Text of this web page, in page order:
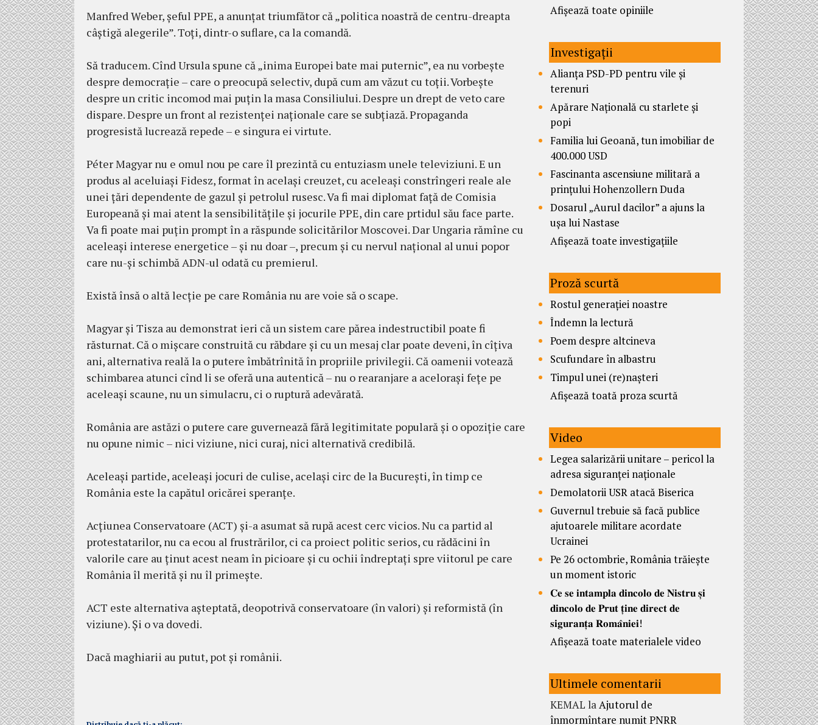
Manfred Weber, șeful PPE, a anunțat triumfător că „politica noastră de centru-dreapta
câștigă alegerile”. Toți, dintr-o suflare, ca la comandă.
Să traducem. Cînd Ursula spune că „inima Europei bate mai puternic”, ea nu vorbește
despre democrație – care o preocupă selectiv, după cum am văzut cu toții. Vorbește
despre un critic incomod mai puțin la masa Consiliului. Despre un drept de veto care
dispare. Despre un front al rezistenței naționale care se subțiază. Propaganda
progresistă lucrează repede – e singura ei virtute.
Péter Magyar nu e omul nou pe care îl prezintă cu entuziasm unele televiziuni. E un
produs al aceluiași Fidesz, format în același creuzet, cu aceleași constrîngeri reale ale
unei țări dependente de gazul și petrolul rusesc. Va fi mai diplomat față de Comisia
Europeană și mai atent la sensibilitățile și jocurile PPE, din care prtidul său face parte.
Va fi poate mai puțin prompt în a răspunde solicitărilor Moscovei. Dar Ungaria rămîne cu
aceleași interese energetice – și nu doar –, precum și cu nervul național al unui popor
care nu-și schimbă ADN-ul odată cu premierul.
Există însă o altă lecție pe care România nu are voie să o scape.
Magyar și Tisza au demonstrat ieri că un sistem care părea indestructibil poate fi
răsturnat. Că o mișcare construită cu răbdare și cu un mesaj clar poate deveni, în cîțiva
ani, alternativa reală la o putere îmbătrînită în propriile privilegii. Că oamenii votează
schimbarea atunci cînd li se oferă una autentică – nu o rearanjare a acelorași fețe pe
aceleași scaune, nu un simulacru, ci o ruptură adevărată.
România are astăzi o putere care guvernează fără legitimitate populară și o opoziție care
nu opune nimic – nici viziune, nici curaj, nici alternativă credibilă.
Aceleași partide, aceleași jocuri de culise, același circ de la București, în timp ce
România este la capătul oricărei speranțe.
Acțiunea Conservatoare (ACT) și-a asumat să rupă acest cerc vicios. Nu ca partid al
protestatarilor, nu ca ecou al frustrărilor, ci ca proiect politic serios, cu rădăcini în
valorile care au ținut acest neam în picioare și cu ochii îndreptați spre viitorul pe care
România îl merită și nu îl primește.
ACT este alternativa așteptată, deopotrivă conservatoare (în valori) și reformistă (în
viziune). Și o va dovedi.
Dacă maghiarii au putut, pot și românii.
Afișează toate opiniile
Investigații
Alianța PSD-PD pentru vile și
terenuri
Apărare Națională cu starlete și
popi
Familia lui Geoană, tun imobiliar de
400.000 USD
Fascinanta ascensiune militară a
prințului Hohenzollern Duda
Dosarul „Aurul dacilor” a ajuns la
ușa lui Nastase
Afișează toate investigațiile
Proză scurtă
Rostul generației noastre
Îndemn la lectură
Poem despre altcineva
Scufundare în albastru
Timpul unei (re)nașteri
Afișează toată proza scurtă
Video
Legea salarizării unitare – pericol la
adresa siguranței naționale
Demolatorii USR atacă Biserica
Guvernul trebuie să facă publice
ajutoarele militare acordate
Ucrainei
Pe 26 octombrie, România trăiește
un moment istoric
𝐂𝐞 𝐬𝐞 𝐢𝐧𝐭𝐚𝐦𝐩𝐥𝐚 𝐝𝐢𝐧𝐜𝐨𝐥𝐨 𝐝𝐞 𝐍𝐢𝐬𝐭𝐫𝐮 𝐬̦𝐢
𝐝𝐢𝐧𝐜𝐨𝐥𝐨 𝐝𝐞 𝐏𝐫𝐮𝐭 𝐭̦𝐢𝐧𝐞 𝐝𝐢𝐫𝐞𝐜𝐭 𝐝𝐞
𝐬𝐢𝐠𝐮𝐫𝐚𝐧𝐭̦𝐚 𝐑𝐨𝐦𝐚̂𝐧𝐢𝐞𝐢!
Afișează toate materialele video
Ultimele comentarii
KEMAL laAjutorul de
înmormîntare numit PNRR